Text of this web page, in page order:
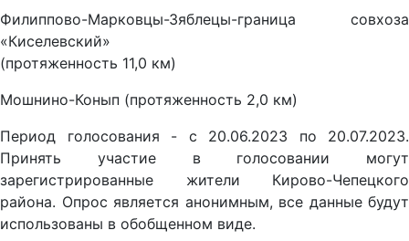
Филиппово-Марковцы-Зяблецы-граница совхоза
«Киселевский»
(протяженность 11,0 км)
Мошнино-Конып (протяженность 2,0 км)
Период голосования - с 20.06.2023 по 20.07.2023.
Принять участие в голосовании могут
зарегистрированные жители Кирово-Чепецкого
района. Опрос является анонимным, все данные будут
использованы в обобщенном виде.